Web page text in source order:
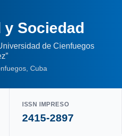
Sociedad
de Cienfuegos
Cuba
ISSN IMPRESO
2415-2897